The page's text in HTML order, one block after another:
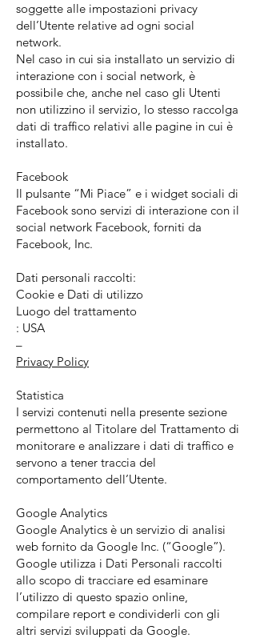
soggette alle impostazioni privacy
dell’Utente relative ad ogni social
network.
Nel caso in cui sia installato un servizio di
interazione con i social network, è
possibile che, anche nel caso gli Utenti
non utilizzino il servizio, lo stesso raccolga
dati di traffico relativi alle pagine in cui è
installato.
Facebook
Il pulsante “Mi Piace” e i widget sociali di
Facebook sono servizi di interazione con il
social network Facebook, forniti da
Facebook, Inc.
Dati personali raccolti:
Cookie e Dati di utilizzo
Luogo del trattamento
: USA
–
Privacy Policy
Statistica
I servizi contenuti nella presente sezione
permettono al Titolare del Trattamento di
monitorare e analizzare i dati di traffico e
servono a tener traccia del
comportamento dell’Utente.
Google Analytics
Google Analytics è un servizio di analisi
web fornito da Google Inc. (“Google”).
Google utilizza i Dati Personali raccolti
allo scopo di tracciare ed esaminare
l’utilizzo di questo spazio online,
compilare report e condividerli con gli
altri servizi sviluppati da Google.